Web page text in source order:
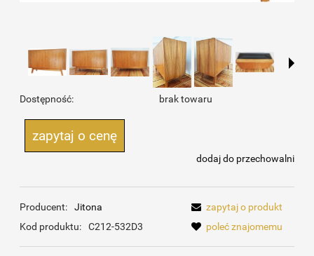
Dostępność: brak towaru
zapytaj o cenę
dodaj do przechowalni
Producent:
Jitona
Kod produktu:
C212-532D3
zapytaj o produkt
poleć znajomemu